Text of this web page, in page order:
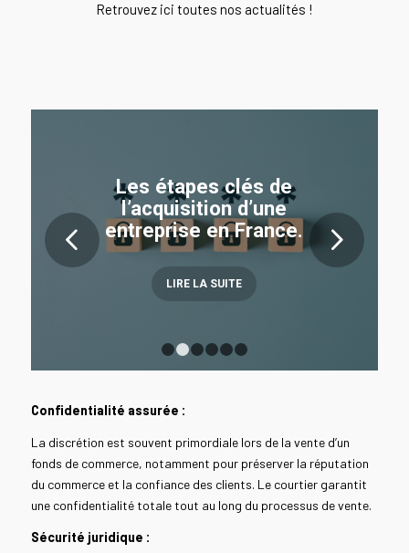
Retrouvez ici toutes nos actualités !
Les étapes clés de
l’acquisition d’une
entreprise en France.
LIRE LA SUITE
Suivant
Confidentialité assurée :
La discrétion est souvent primordiale lors de la vente d’un
fonds de commerce, notamment pour préserver la réputation
du commerce et la confiance des clients. Le courtier garantit
une confidentialité totale tout au long du processus de vente.
Sécurité juridique :